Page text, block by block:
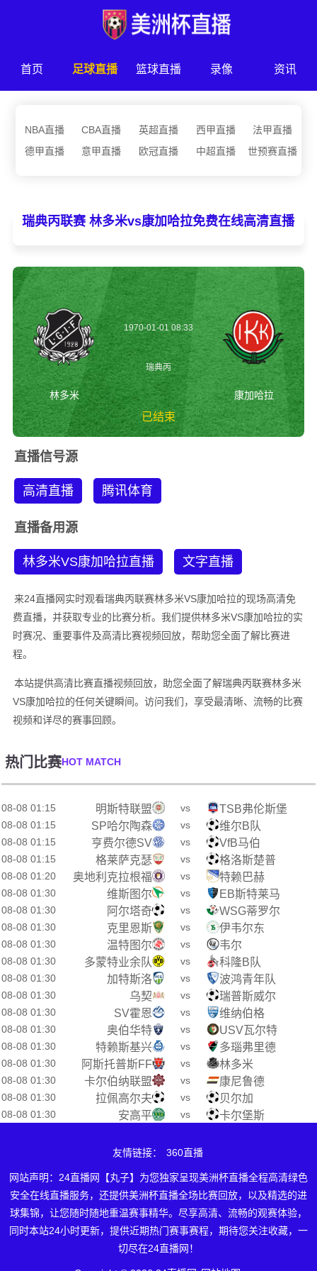
首页 足球直播 篮球直播 录像 资讯
NBA直播 CBA直播 英超直播 西甲直播
法甲直播
德甲直播
意甲直播 欧冠直播 中超直播 世预赛直播
瑞典丙联赛 林多米vs康加哈拉免费在线高清直播
林多米
1970-01-01 08:33
瑞典丙
已结束
康加哈拉
直播信号源
高清直播 腾讯体育
直播备用源
林多米VS康加哈拉直播 文字直播
来24直播网实时观看瑞典丙联赛林多米VS康加哈拉的现场高清免
费直播，并获取专业的比赛分析。我们提供林多米VS康加哈拉的实
时赛况、重要事件及高清比赛视频回放，帮助您全面了解比赛进
程。
本站提供高清比赛直播视频回放，助您全面了解瑞典丙联赛林多米
VS康加哈拉的任何关键瞬间。访问我们，享受最清晰、流畅的比赛
视频和详尽的赛事回顾。
热门比赛HOT MATCH
08-08 01:15 明斯特联盟 vs TSB弗伦斯堡
08-08 01:15 SP哈尔陶森 vs 维尔B队
08-08 01:15 亨费尔德SV vs VfB马伯
08-08 01:15 格莱萨克瑟 vs 格洛斯楚普
08-08 01:20 奥地利克拉根福 vs 特赖巴赫
08-08 01:30 维斯图尔 vs EB斯特莱马
08-08 01:30 阿尔塔奇 vs WSG蒂罗尔
08-08 01:30 克里恩斯 vs 伊韦尔东
08-08 01:30 温特图尔 vs 韦尔
08-08 01:30 多蒙特业余队 vs 科隆B队
08-08 01:30 加特斯洛 vs 波鸿青年队
08-08 01:30 乌契 vs 瑞普斯威尔
08-08 01:30 SV霍恩 vs 维纳伯格
08-08 01:30 奥伯华特 vs USV瓦尔特
08-08 01:30 特赖斯基兴 vs 多瑙弗里德
08-08 01:30 阿斯托普斯FF vs 林多米
08-08 01:30 卡尔伯纳联盟 vs 康尼鲁德
08-08 01:30 拉佩高尔夫 vs 贝尔加
08-08 01:30 安高平 vs 卡尔堡斯
友情链接： 360直播
网站声明：24直播网【丸子】为您独家呈现美洲杯直播全程高清绿色
安全在线直播服务，还提供美洲杯直播全场比赛回放，以及精选的进
球集锦，让您随时随地重温赛事精华。尽享高清、流畅的观赛体验，
同时本站24小时更新，提供近期热门赛事赛程，期待您关注收藏，一
切尽在24直播网！